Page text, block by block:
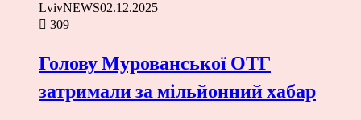
LvivNEWS02.12.2025
309
Голову Мурованської ОТГ
затримали за мільйонний хабар